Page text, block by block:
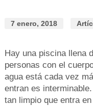
7 enero, 2018
Hay una piscina llena
personas con el
agua está cada vez
entran es
tan limpio que entra